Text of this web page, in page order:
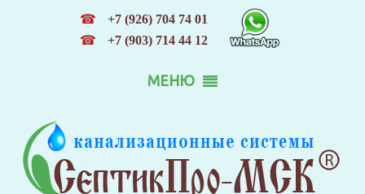
☎ +7 (926) 704 74 01
☎ +7 (903) 714 44 12
МЕНЮ